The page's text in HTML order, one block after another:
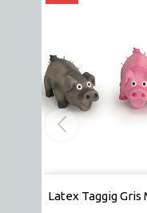
Latex Taggig Gris